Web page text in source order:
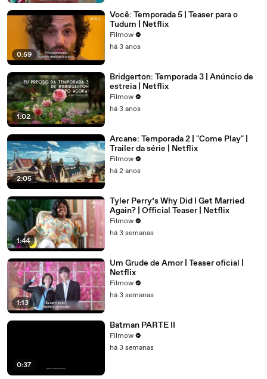
0:59
Você: Temporada 5 | Teaser para o
Tudum | Netflix
Filmow
há 3 anos
1:02
Bridgerton: Temporada 3 | Anúncio de
estreia | Netflix
Filmow
há 3 anos
2:05
Arcane: Temporada 2 | "Come Play" |
Trailer da série | Netflix
Filmow
há 2 anos
1:44
Tyler Perry’s Why Did I Get Married
Again? | Official Teaser | Netflix
Filmow
há 3 semanas
1:13
Um Grude de Amor | Teaser oficial |
Netflix
Filmow
há 3 semanas
0:37
Batman PARTE II
Filmow
há 3 semanas